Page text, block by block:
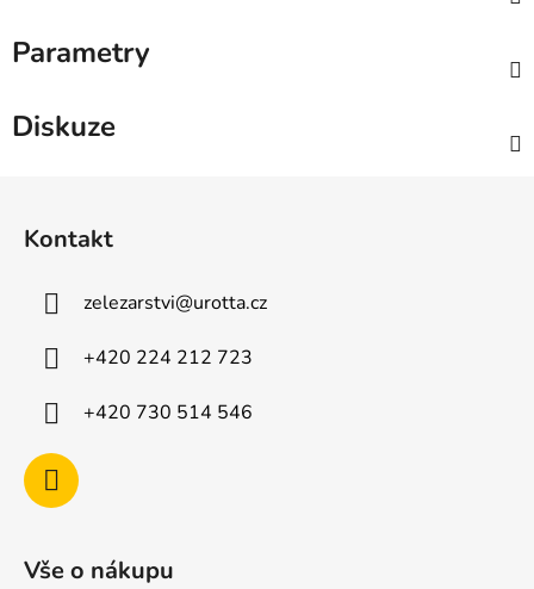
Parametry
Diskuze
Kontakt
zelezarstvi@urotta.cz
+420 224 212 723
+420 730 514 546
Vše o nákupu